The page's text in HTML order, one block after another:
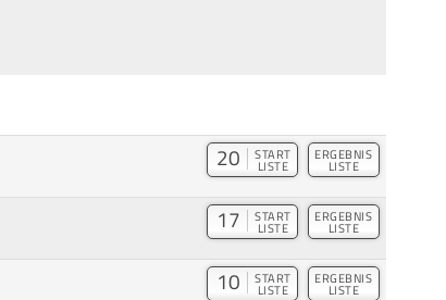
20 START
LISTE
ERGEBNIS
LISTE
17 START
LISTE
ERGEBNIS
LISTE
10 START
LISTE
ERGEBNIS
LISTE